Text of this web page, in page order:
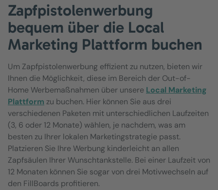
Zapfpistolenwerbung
bequem über die Local
Marketing Plattform buchen
Um Zapfpistolenwerbung effizient zu nutzen, bieten wir
Ihnen die Möglichkeit, diese im Bereich der Out-of-
Home Werbemaßnahmen über unsere Local Marketing
Plattform zu buchen. Hier können Sie aus drei
verschiedenen Paketen mit unterschiedlichen Laufzeiten
(3, 6 oder 12 Monate) wählen, je nachdem, was am
besten zu Ihrer lokalen Marketingstrategie passt.
Platzieren Sie Ihre Werbung kinderleicht an allen
Zapfsäulen Ihrer Wunschtankstelle. Bei einer Laufzeit von
12 Monaten können Sie sogar von drei Motivwechseln auf
den FillBoards profitieren.